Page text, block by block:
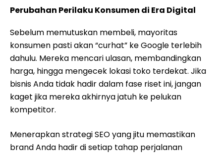
Perubahan Perilaku Konsumen di Era Digital
Sebelum memutuskan membeli, mayoritas
konsumen pasti akan “curhat” ke Google terlebih
dahulu. Mereka mencari ulasan, membandingkan
harga, hingga mengecek lokasi toko terdekat. Jika
bisnis Anda tidak hadir dalam fase riset ini, jangan
kaget jika mereka akhirnya jatuh ke pelukan
kompetitor.
Menerapkan strategi SEO yang jitu memastikan
brand Anda hadir di setiap tahap perjalanan